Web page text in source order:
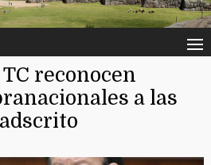
reconocen
a las